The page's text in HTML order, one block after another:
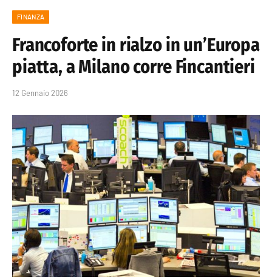
FINANZA
Francoforte in rialzo in un’Europa
piatta, a Milano corre Fincantieri
12 Gennaio 2026